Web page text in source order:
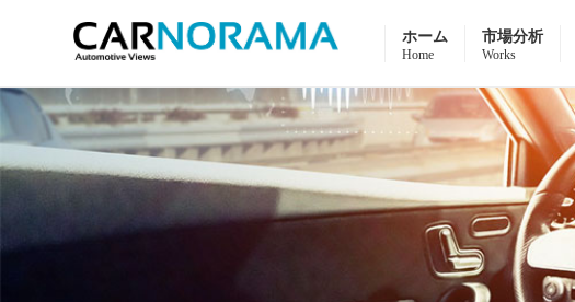
ホーム
Home
市場分析
Works